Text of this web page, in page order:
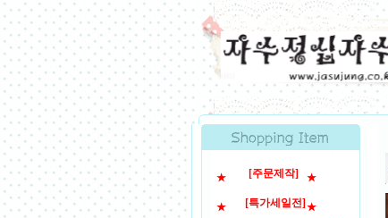
★ [주문제작] ★
★ [특가세일전]
★